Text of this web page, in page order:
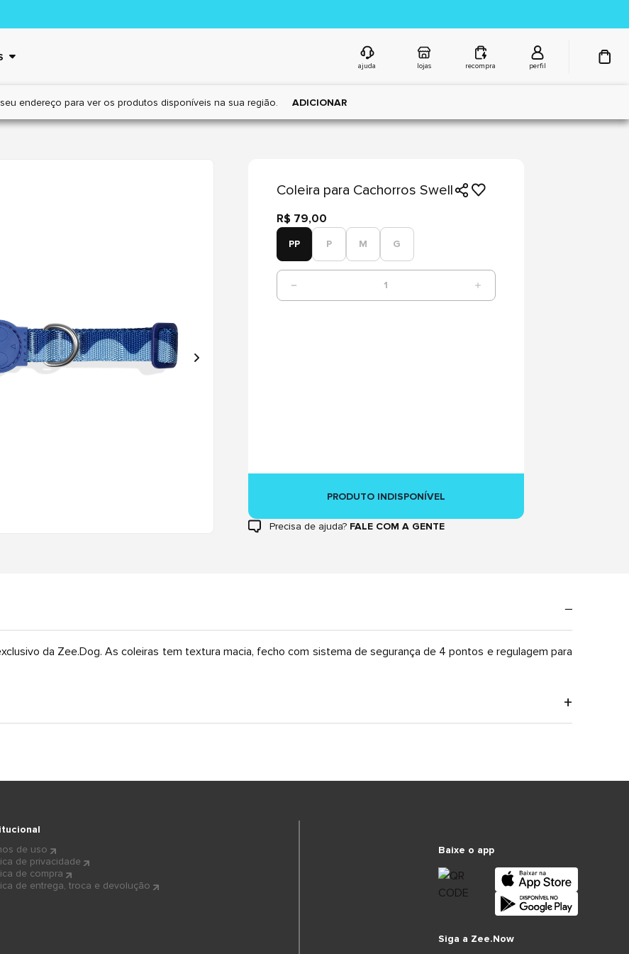
ajuda lojas recompra perfil
endereço para ver os produtos disponíveis na sua região. ADICIONAR
Coleira para Cachorros Swell
R$ 79,00
PP P M G
1
PRODUTO INDISPONÍVEL
Precisa de ajuda? FALE COM A GENTE
da Zee.Dog. As coleiras tem textura macia, fecho com sistema de segurança de 4 pontos e regulagem para
de uso
de privacidade
de compra
de entrega, troca e devolução
Baixe o app
Siga a Zee.Now